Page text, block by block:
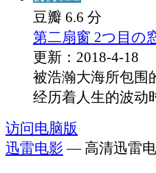
豆瓣 6.6 分
第二扇窗 2つ目の
更新：2018-4-18
被浩瀚大海所包围
经历着人生的波动
访问电脑版
迅雷电影 — 高清迅雷